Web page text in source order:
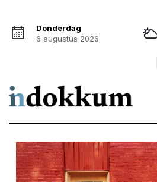
Donderdag
6 augustus 2026